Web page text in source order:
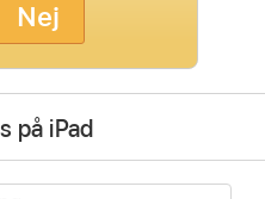
Nej
på iPad